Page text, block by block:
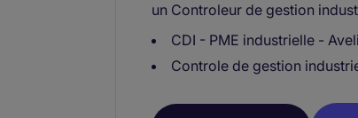
un Controleur de gestion
CDI - PME industrielle -
Controle de gestion